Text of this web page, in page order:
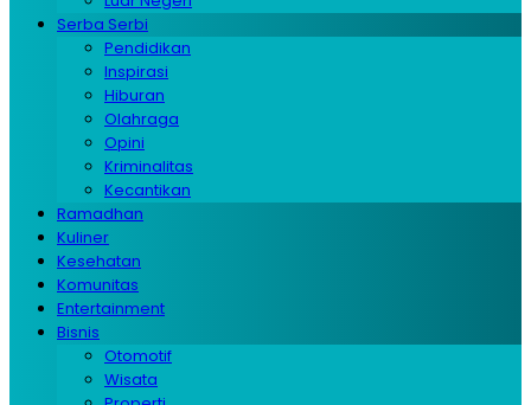
Serba Serbi
Pendidikan
Inspirasi
Hiburan
Olahraga
Opini
Kriminalitas
Kecantikan
Ramadhan
Kuliner
Kesehatan
Komunitas
Entertainment
Bisnis
Otomotif
Wisata